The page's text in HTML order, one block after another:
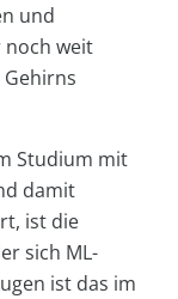
und
noch weit
Studium mit
damit
ist die
sich ML-
ist das im